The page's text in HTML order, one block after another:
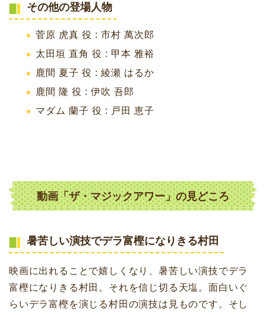
その他の登場人物
菅原 虎真 役 : 市村 萬次郎
太田垣 直角 役 : 甲本 雅裕
鹿間 夏子 役 : 綾瀬 はるか
鹿間 隆 役 : 伊吹 吾郎
マダム 蘭子 役 : 戸田 恵子
動画「ザ・マジックアワー」の見どころ
暑苦しい演技でデラ富樫になりきる村田
映画に出れることで嬉しくなり、暑苦しい演技でデラ
富樫になりきる村田。それを信じ切る天塩。面白いぐ
らいデラ富樫を演じる村田の演技は見ものです。そし